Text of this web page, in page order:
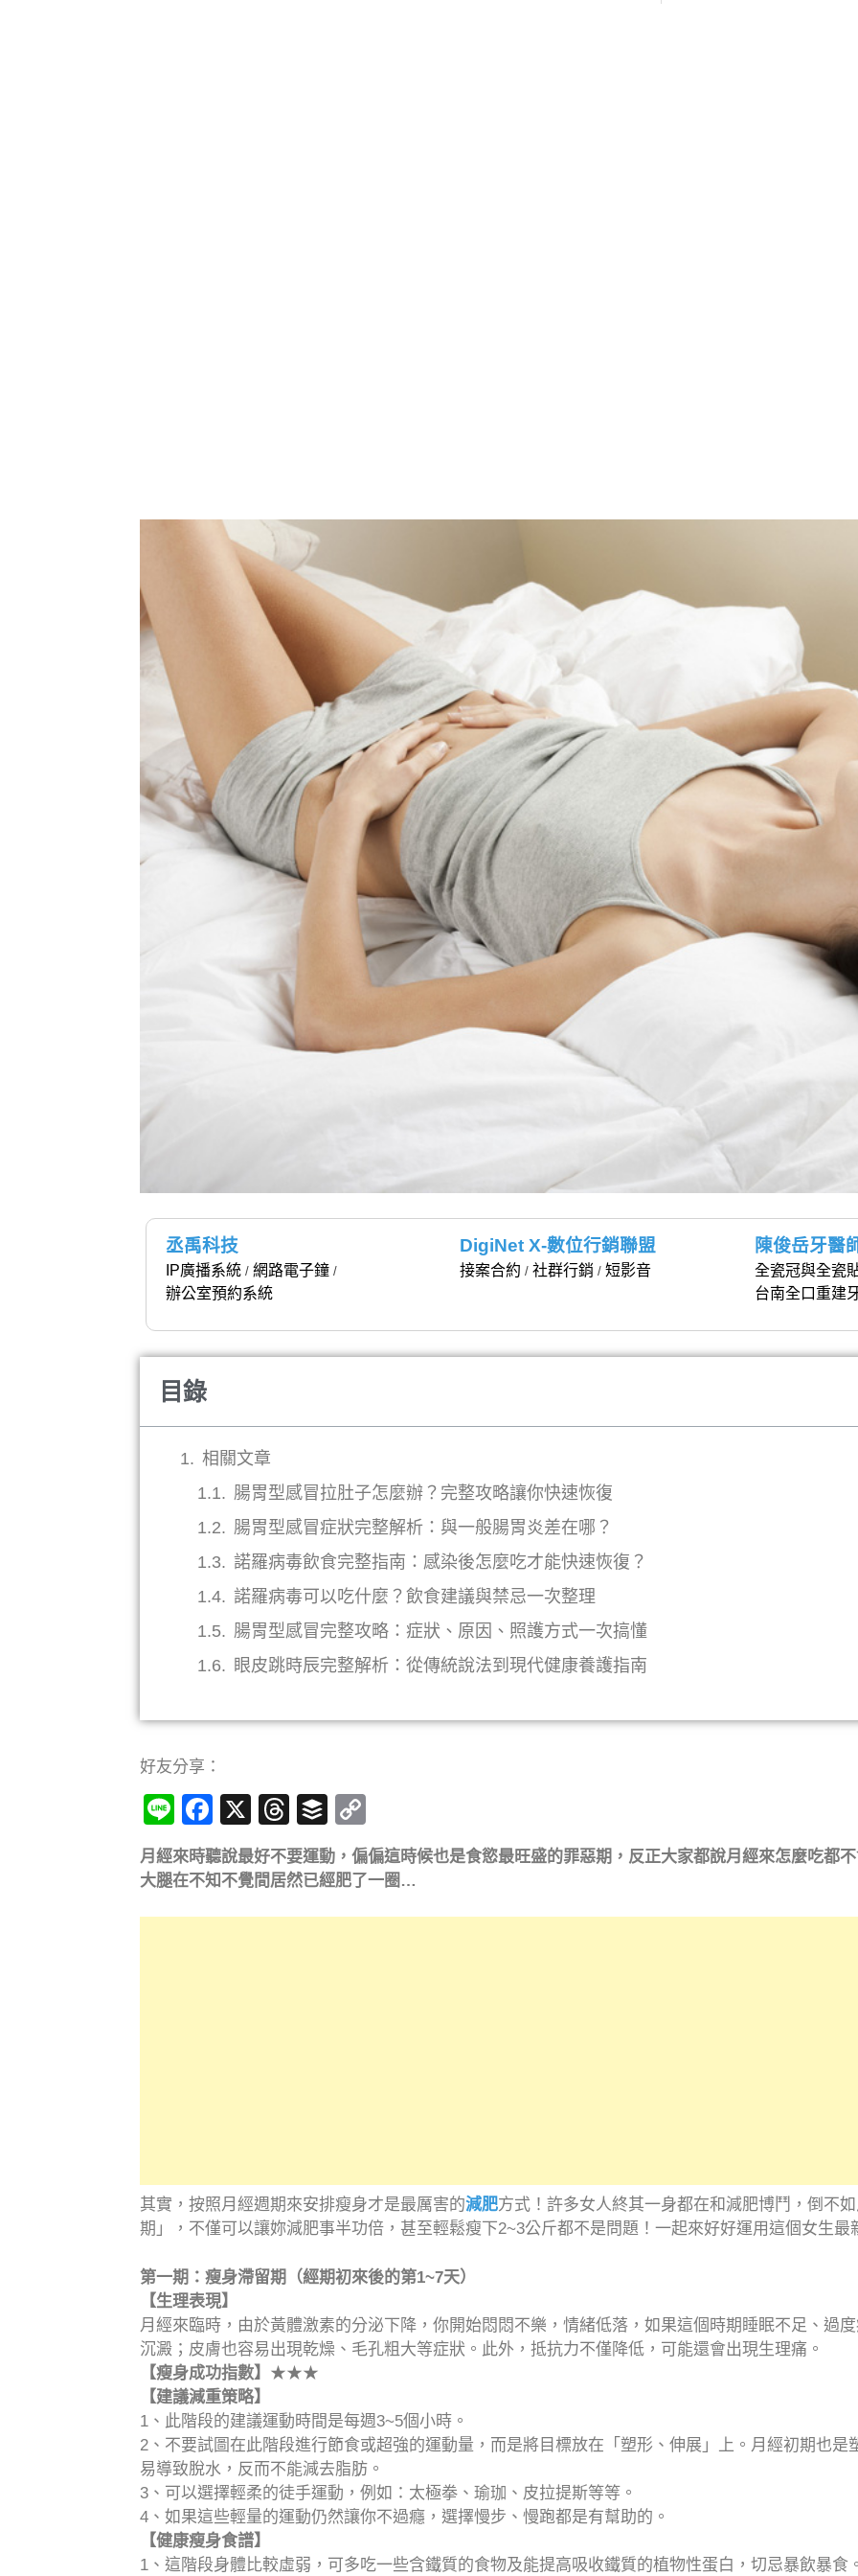
丞禹科技
IP廣播系統 /網路電子鐘 /
辦公室預約系統
DigiNet X-數位行銷聯盟
接案合約 /社群行銷 /短影音
陳俊岳牙醫
全瓷冠與全瓷
台南全口重建
目錄
相關文章
腸胃型感冒拉肚子怎麼辦？完整攻略讓你快速恢復
腸胃型感冒症狀完整解析：與一般腸胃炎差在哪？
諾羅病毒飲食完整指南：感染後怎麼吃才能快速恢復？
諾羅病毒可以吃什麼？飲食建議與禁忌一次整理
腸胃型感冒完整攻略：症狀、原因、照護方式一次搞懂
眼皮跳時辰完整解析：從傳統說法到現代健康養護指南
好友分享：
LineFacebook
X Threads
BufferCopy
Link
月經來時聽說最好不要運動，偏偏這時候也是食慾最旺盛的罪惡期，反正大家都說月經來怎麼吃都
大腿在不知不覺間居然已經肥了一圈…
其實，按照月經週期來安排瘦身才是最厲害的減肥方式！許多女人終其一身都在和減肥博鬥，倒不
期」，不僅可以讓妳減肥事半功倍，甚至輕鬆瘦下2~3公斤都不是問題！一起來好好運用這個女生最
第一期：瘦身滯留期（經期初來後的第1~7天）
【生理表現】
月經來臨時，由於黃體激素的分泌下降，你開始悶悶不樂，情緒低落，如果這個時期睡眠不足、過
沉澱；皮膚也容易出現乾燥、毛孔粗大等症狀。此外，抵抗力不僅降低，可能還會出現生理痛。
【瘦身成功指數】 ★★★
【建議減重策略】
1、此階段的建議運動時間是每週3~5個小時。
2、不要試圖在此階段進行節食或超強的運動量，而是將目標放在「塑形、伸展」上。月經初期也
易導致脫水，反而不能減去脂肪。
3、可以選擇輕柔的徒手運動，例如：太極拳、瑜珈、皮拉提斯等等。
4、如果這些輕量的運動仍然讓你不過癮，選擇慢步、慢跑都是有幫助的。
【健康瘦身食譜】
1、這階段身體比較虛弱，可多吃一些含鐵質的食物及能提高吸收鐵質的植物性蛋白，切忌暴飲暴食